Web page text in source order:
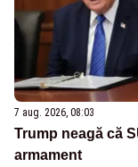
7 aug. 2026, 08:03
Trump neagă că
armament